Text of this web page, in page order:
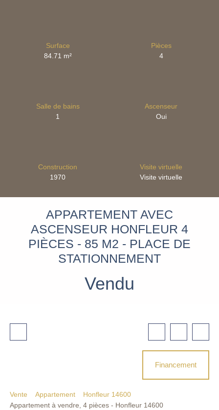
Surface
84.71 m²
Pièces
4
Salle de bains
1
Ascenseur
Oui
Construction
1970
Visite virtuelle
Visite virtuelle
APPARTEMENT AVEC
ASCENSEUR HONFLEUR 4
PIÈCES - 85 M2 - PLACE DE
STATIONNEMENT
Vendu
Financement
Vente Appartement
Honfleur 14600
Appartement à vendre, 4 pièces - Honfleur 14600